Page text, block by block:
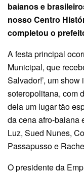
baianos e
nosso Centro
completou o
A festa principal
Municipal, que
Salvador!’, um
soteropolitana, com
dela um lugar tão
da cena afro-baiana
Luz, Sued Nunes,
Passapusso e
O presidente da